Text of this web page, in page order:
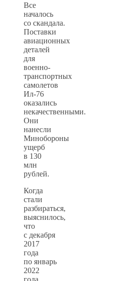
Все
началось
со скандала.
Поставки
авиационных
деталей
для
военно-
транспортных
самолетов
Ил-76
оказались
некачественными.
Они
нанесли
Минобороны
ущерб
в 130
млн
рублей.
Когда
стали
разбираться,
выяснилось,
что
с декабря
2017
года
по январь
2022
года